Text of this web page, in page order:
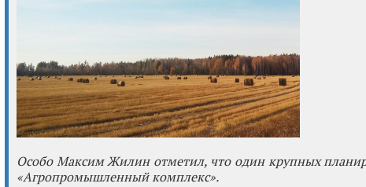
Особо Максим Жилин отметил, что один крупных
«Агропромышленный комплекс».